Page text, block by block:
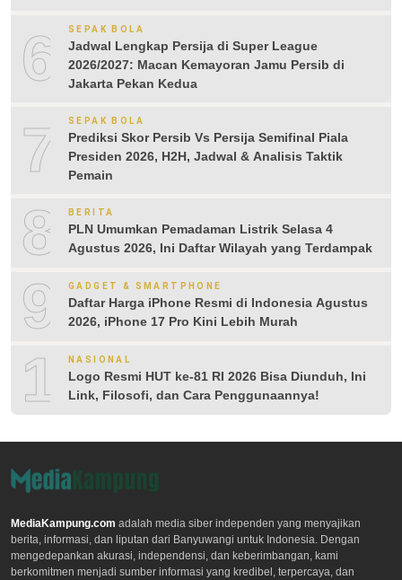
6
SEPAK BOLA
Jadwal Lengkap Persija di Super League
2026/2027: Macan Kemayoran Jamu Persib di
Jakarta Pekan Kedua
7 SEPAK BOLA
Prediksi Skor Persib Vs Persija Semifinal Piala
Presiden 2026, H2H, Jadwal & Analisis Taktik
Pemain
8 BERITA
PLN Umumkan Pemadaman Listrik Selasa 4
Agustus 2026, Ini Daftar Wilayah yang Terdampak
9 GADGET & SMARTPHONE
Daftar Harga iPhone Resmi di Indonesia Agustus
2026, iPhone 17 Pro Kini Lebih Murah
10NASIONAL
Logo Resmi HUT ke-81 RI 2026 Bisa Diunduh, Ini
Link, Filosofi, dan Cara Penggunaannya!
MediaKampung.com adalah media siber independen yang menyajikan
berita, informasi, dan liputan dari Banyuwangi untuk Indonesia. Dengan
mengedepankan akurasi, independensi, dan keberimbangan, kami
berkomitmen menjadi sumber informasi yang kredibel, terpercaya, dan